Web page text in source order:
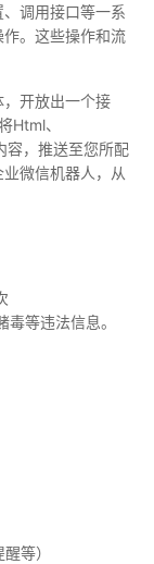
调用接口等一系
。这些操作和流
开放出一个接
Html、
，推送至您所配
微信机器人，从
等违法信息。
等）